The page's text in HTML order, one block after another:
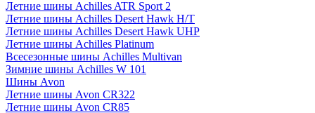
Летние шины Achilles ATR Sport 2
Летние шины Achilles Desert Hawk H/T
Летние шины Achilles Desert Hawk UHP
Летние шины Achilles Platinum
Всесезонные шины Achilles Multivan
Зимние шины Achilles W 101
Шины Avon
Летние шины Avon CR322
Летние шины Avon CR85